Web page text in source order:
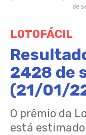
de
LOTOFÁCIL
2428 de
(21/01/
O prêmio da
está estimado